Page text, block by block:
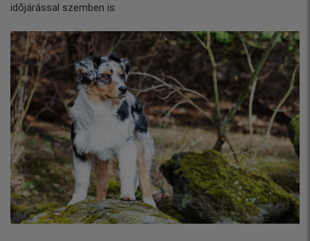
időjárással szemben is.